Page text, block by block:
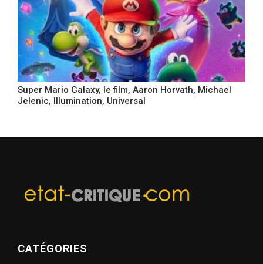
Super Mario Galaxy, le film, Aaron Horvath, Michael
Jelenic, Illumination, Universal
CATÉGORIES